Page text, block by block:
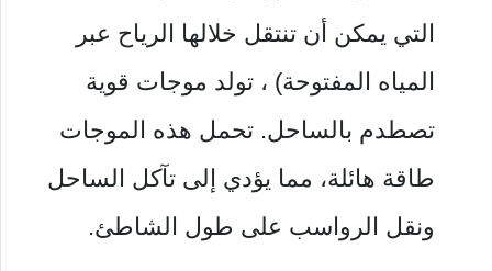
التي يمكن أن تنتقل خلالها الرياح عبر
المياه المفتوحة) ، تولد موجات قوية
تصطدم بالساحل. تحمل هذه الموجات
طاقة هائلة، مما يؤدي إلى تآكل الساحل
ونقل الرواسب على طول الشاطئ.